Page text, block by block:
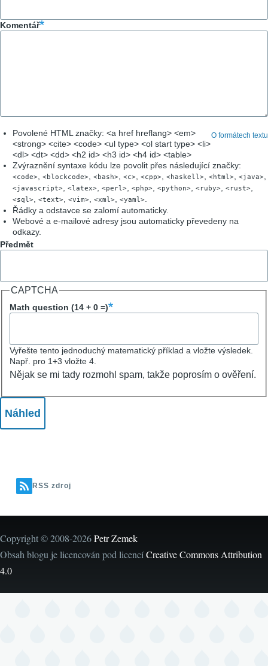
Komentář
O formátech textu
Povolené HTML značky: <a href hreflang> <em>
<strong> <cite> <code> <ul type> <ol start type> <li>
<dl> <dt> <dd> <h2 id> <h3 id> <h4 id> <table>
Zvýraznění syntaxe kódu lze povolit přes následující značky:
<code> <blockcode> <bash> <c> <cpp> <haskell> <html> <java>
<javascript> <latex> <perl> <php> <python> <ruby> <rust>
<sql> <text> <vim> <xml> <yaml>
Řádky a odstavce se zalomí automaticky.
Webové a e-mailové adresy jsou automaticky převedeny na
odkazy.
Předmět
CAPTCHA
Math question (14 + 0 =)
Vyřešte tento jednoduchý matematický příklad a vložte výsledek.
Např. pro 1+3 vložte 4.
Nějak se mi tady rozmohl spam, takže poprosím o ověření.
RSS zdroj
Copyright © 2008-2026Petr Zemek
Obsah blogu je licencován pod licencíCreative Commons Attribution
4.0